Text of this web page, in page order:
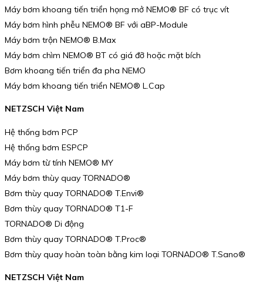
Máy bơm khoang tiến triển họng mở NEMO® BF có trục vít
Máy bơm hình phễu NEMO® BF với aBP-Module
Máy bơm trộn NEMO® B.Max
Máy bơm chìm NEMO® BT có giá đỡ hoặc mặt bích
Bơm khoang tiến triển đa pha NEMO
Máy bơm khoang tiến triển NEMO® L.Cap
NETZSCH Việt Nam
Hệ thống bơm PCP
Hệ thống bơm ESPCP
Máy bơm từ tính NEMO® MY
Máy bơm thùy quay TORNADO®
Bơm thùy quay TORNADO® T.Envi®
Bơm thùy quay TORNADO® T1-F
TORNADO® Di động
Bơm thùy quay TORNADO® T.Proc®
Bơm thùy quay hoàn toàn bằng kim loại TORNADO® T.Sano®
NETZSCH Việt Nam